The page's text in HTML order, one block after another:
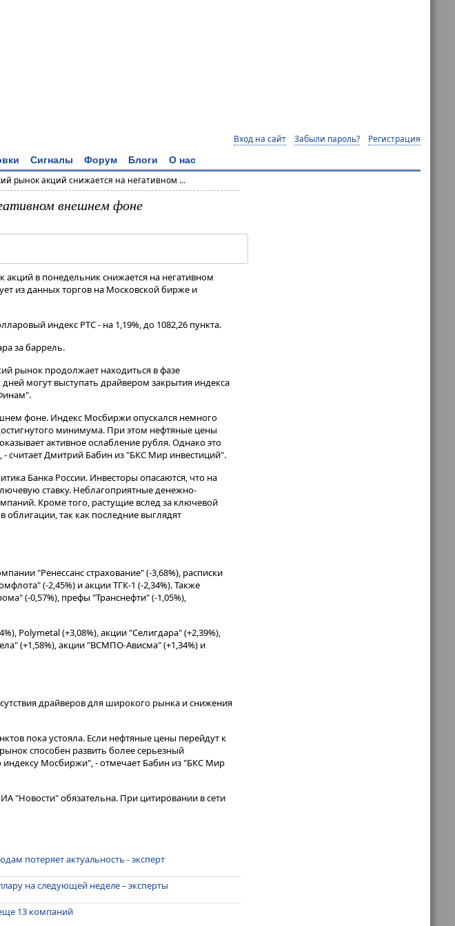
Вход на сайт Забыли пароль? Регистрация
Сигналы Форум Блоги О нас
рынок акций снижается на негативном ...
внешнем фоне
в понедельник снижается на негативном
из данных торгов на Московской бирже и
индекс РТС - на 1,19%, до 1082,26 пункта.
за баррель.
рынок продолжает находиться в фазе
могут выступать драйвером закрытия индекса
фоне. Индекс Мосбиржи опускался немного
минимума. При этом нефтяные цены
активное ослабление рубля. Однако это
считает Дмитрий Бабин из "БКС Мир инвестиций".
Банка России. Инвесторы опасаются, что на
ставку. Неблагоприятные денежно-
Кроме того, растущие вслед за ключевой
облигации, так как последние выглядят
"Ренессанс страхование" (-3,68%), расписки
(-2,45%) и акции ТГК-1 (-2,34%). Также
(-0,57%), префы "Транснефти" (-1,05%),
Polymetal (+3,08%), акции "Селигдара" (+2,39%),
(+1,58%), акции "ВСМПО-Ависма" (+1,34%) и
драйверов для широкого рынка и снижения
пока устояла. Если нефтяные цены перейдут к
способен развить более серьезный
Мосбиржи", - отмечает Бабин из "БКС Мир
"Новости" обязательна. При цитировании в сети
потеряет актуальность - эксперт
на следующей неделе – эксперты
13 компаний